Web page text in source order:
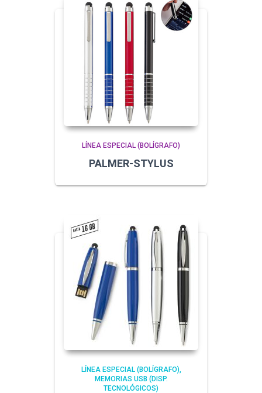
LÍNEA ESPECIAL (BOLÍGRAFO)
PALMER-STYLUS
LÍNEA ESPECIAL (BOLÍGRAFO)
MEMORIAS USB (DISP.
TECNOLÓGICOS)